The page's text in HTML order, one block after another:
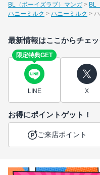
BL（ボーイズラブ）マンガ
BL
ハニーミルク
ハニーミルク
最新情報はここからチェッ
限定特典GET
LINE X
お得にポイントゲット！
ご来店ポイント